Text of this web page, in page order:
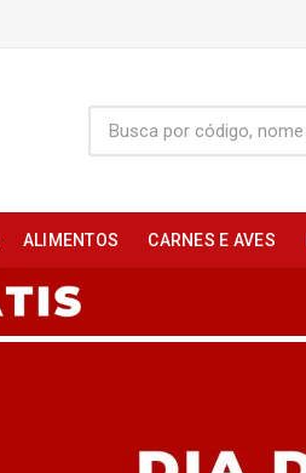
ALIMENTOS CARNES E AVES